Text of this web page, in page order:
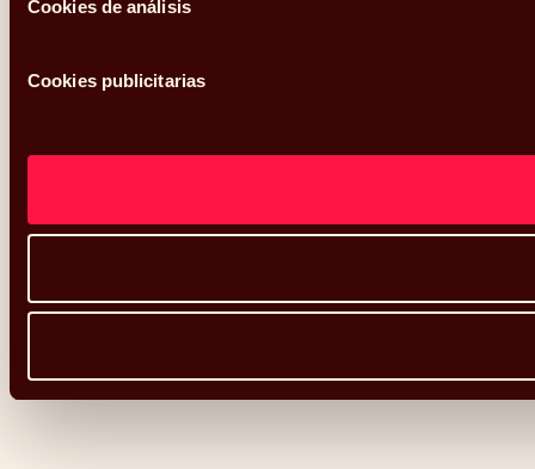
Cookies de análisis
Cookies publicitarias